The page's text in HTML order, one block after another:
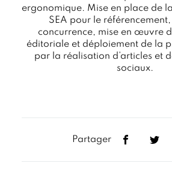
ergonomique. Mise en place de
SEA pour le
concurrence, mise en œuvre
éditoriale et déploiement de la
par la réalisation d’articles et
sociaux.
Partager